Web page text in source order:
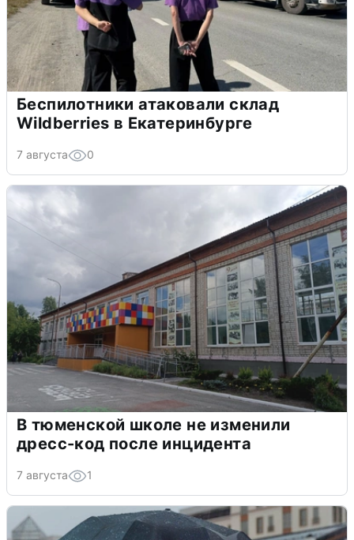
Беспилотники атаковали склад
Wildberries в Екатеринбурге
7 августа 0
В тюменской школе не изменили
дресс-код после инцидента
7 августа 1